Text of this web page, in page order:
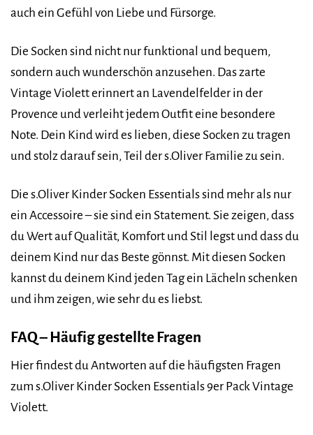
auch ein Gefühl von Liebe und Fürsorge.
Die Socken sind nicht nur funktional und bequem,
sondern auch wunderschön anzusehen. Das zarte
Vintage Violett erinnert an Lavendelfelder in der
Provence und verleiht jedem Outfit eine besondere
Note. Dein Kind wird es lieben, diese Socken zu tragen
und stolz darauf sein, Teil der s.Oliver Familie zu sein.
Die s.Oliver Kinder Socken Essentials sind mehr als nur
ein Accessoire – sie sind ein Statement. Sie zeigen, dass
du Wert auf Qualität, Komfort und Stil legst und dass du
deinem Kind nur das Beste gönnst. Mit diesen Socken
kannst du deinem Kind jeden Tag ein Lächeln schenken
und ihm zeigen, wie sehr du es liebst.
FAQ – Häufig gestellte Fragen
Hier findest du Antworten auf die häufigsten Fragen
zum s.Oliver Kinder Socken Essentials 9er Pack Vintage
Violett.